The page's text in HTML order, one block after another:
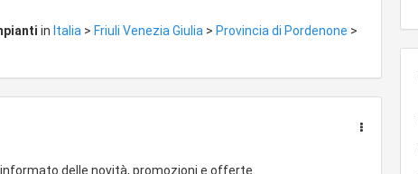
in Italia > Friuli Venezia Giulia > Provincia di Pordenone >
delle novità, promozioni e offerte.